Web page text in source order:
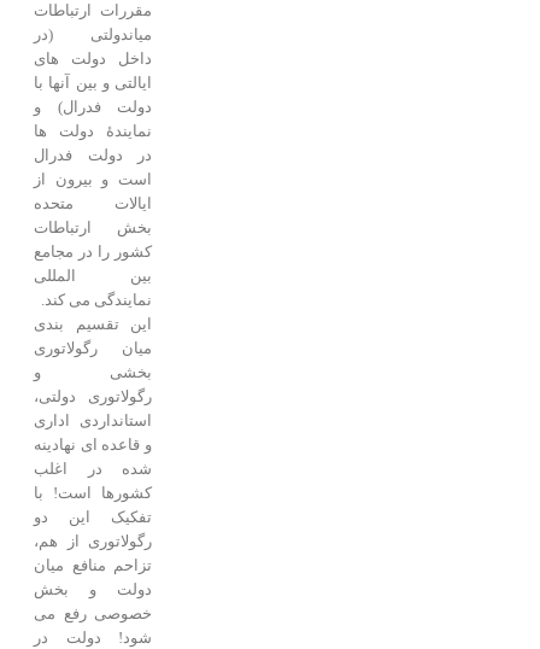
مقررات ارتباطات
میاندولتی (در
داخل دولت های
ایالتی و بین آنها با
دولت فدرال) و
نمایندۀ دولت ها
در دولت فدرال
است و بیرون از
ایالات متحده
بخش ارتباطات
کشور را در مجامع
بین المللی
نمایندگی می کند.
این تقسیم بندی
میان رگولاتوری
بخشی و
رگولاتوری دولتی،
استانداردی اداری
و قاعده ای نهادینه
شده در اغلب
کشورها است! با
تفکیک این دو
رگولاتوری از هم،
تزاحم منافع میان
دولت و بخش
خصوصی رفع می
شود! دولت در